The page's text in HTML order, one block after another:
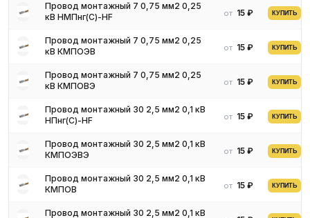
Провод монтажный 7 0,75 мм2 0,25
кВ НМПнг(С)-HF
от 15 ₽ КУПИТЬ
Провод монтажный 7 0,75 мм2 0,25
кВ КМПОЭВ
от 15 ₽ КУПИТЬ
Провод монтажный 7 0,75 мм2 0,25
кВ КМПОВЭ
от 15 ₽ КУПИТЬ
Провод монтажный 30 2,5 мм2 0,1 кВ
НПнг(С)-HF
от 15 ₽ КУПИТЬ
Провод монтажный 30 2,5 мм2 0,1 кВ
КМПОЭВЭ
от 15 ₽ КУПИТЬ
Провод монтажный 30 2,5 мм2 0,1 кВ
КМПОВ
от 15 ₽ КУПИТЬ
Провод монтажный 30 2,5 мм2 0,1 кВ